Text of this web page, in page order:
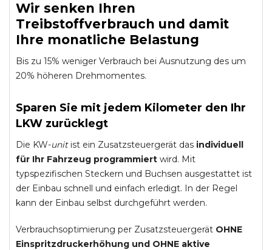
Wir senken Ihren
Treibstoffverbrauch und damit
Ihre monatliche Belastung
Bis zu 15% weniger Verbrauch bei Ausnutzung des um
20% höheren Drehmomentes.
Sparen Sie mit jedem Kilometer den Ihr
LKW zurücklegt
Die KW-unitist ein Zusatzsteuergerät das individuell
für Ihr Fahrzeug programmiert wird. Mit
typspezifischen Steckern und Buchsen ausgestattet ist
der Einbau schnell und einfach erledigt. In der Regel
kann der Einbau selbst durchgeführt werden.
Verbrauchsoptimierung per Zusatzsteuergerät OHNE
Einspritzdruckerhöhung und OHNE aktive